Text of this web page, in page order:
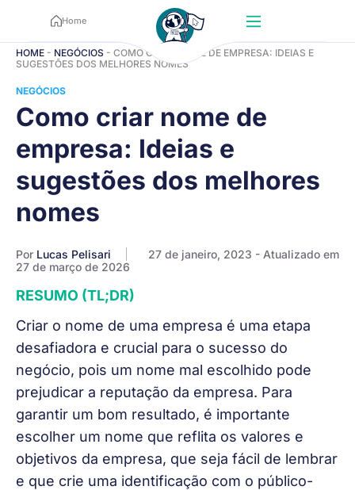
Home
HOME - NEGÓCIOS - COMO CRIAR NOME DE EMPRESA: IDEIAS E
SUGESTÕES DOS MELHORES NOMES
NEGÓCIOS
Como criar nome de
empresa: Ideias e
sugestões dos melhores
nomes
Por Lucas Pelisari 27 de janeiro, 2023 - Atualizado em
27 de março de 2026
RESUMO (TL;DR)
Criar o nome de uma empresa é uma etapa
desafiadora e crucial para o sucesso do
negócio, pois um nome mal escolhido pode
prejudicar a reputação da empresa. Para
garantir um bom resultado, é importante
escolher um nome que reflita os valores e
objetivos da empresa, que seja fácil de lembrar
e que crie uma identificação com o público-